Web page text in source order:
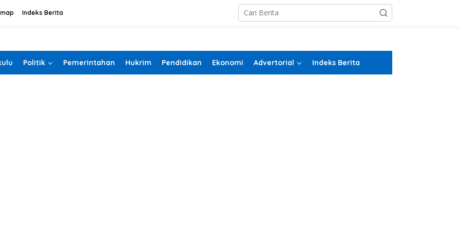
Indeks Berita
Politik Pemerintahan Hukrim Pendidikan Ekonomi Advertorial Indeks Berita